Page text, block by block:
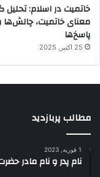
خاتمیت در اسلام: تحلیل
معنای خاتمیت، چالش‌ها
پاسخ‌ها
25 اکتبر, 2025
مطالب پربازدید
1 فوریه, 2023
نام پدر و نام مادر